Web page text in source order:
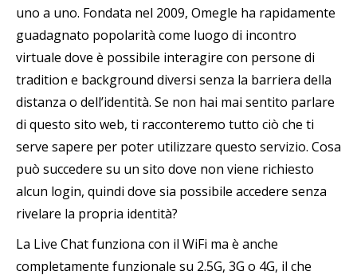
uno a uno. Fondata nel 2009, Omegle ha rapidamente
guadagnato popolarità come luogo di incontro
virtuale dove è possibile interagire con persone di
tradition e background diversi senza la barriera della
distanza o dell’identità. Se non hai mai sentito parlare
di questo sito web, ti racconteremo tutto ciò che ti
serve sapere per poter utilizzare questo servizio. Cosa
può succedere su un sito dove non viene richiesto
alcun login, quindi dove sia possibile accedere senza
rivelare la propria identità?
La Live Chat funziona con il WiFi ma è anche
completamente funzionale su 2.5G, 3G o 4G, il che